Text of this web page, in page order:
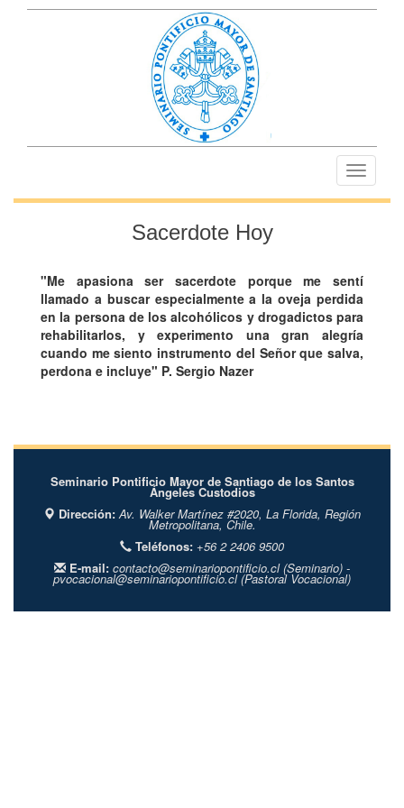
Toggle
Sacerdote Hoy
"Me apasiona ser sacerdote porque me sentí
llamado a buscar especialmente a la oveja perdida
en la persona de los alcohólicos y drogadictos para
rehabilitarlos, y experimento una gran alegría
cuando me siento instrumento del Señor que salva,
perdona e incluye" P. Sergio Nazer
Seminario Pontificio Mayor de Santiago de los Santos
Ángeles Custodios
Dirección: Av. Walker Martínez #2020, La Florida, Región
Metropolitana, Chile.
Teléfonos: +56 2 2406 9500
E-mail: contacto@seminariopontificio.cl(Seminario) -
pvocacional@seminariopontificio.cl(Pastoral Vocacional)